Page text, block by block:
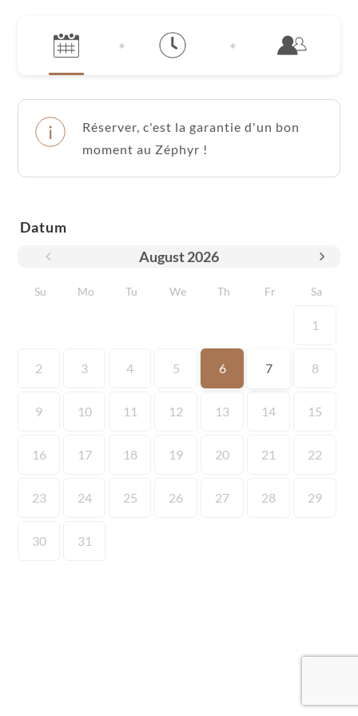
Réserver, c'est la garantie d'un bon
moment au Zéphyr !
Datum
August2026
Su Mo Tu We Th Fr Sa
1
2 3 4 5 6 7 8
9 10 11 12 13 14 15
16 17 18 19 20 21 22
23 24 25 26 27 28 29
30 31